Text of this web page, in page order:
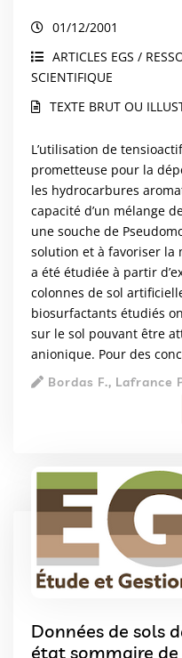
01/12/2001
ARTICLES EGS /
SCIENTIFIQUE
TEXTE BRUT OU
L’utilisation de
prometteuse pour la
les hydrocarbures
capacité d’un mélange
une souche de
solution et à favoriser la
a été étudiée à partir
colonnes de sol
biosurfactants étudiés
sur le sol pouvant être
anionique. Pour des
Bordas F., Lafrance
Données de sols
état sommaire